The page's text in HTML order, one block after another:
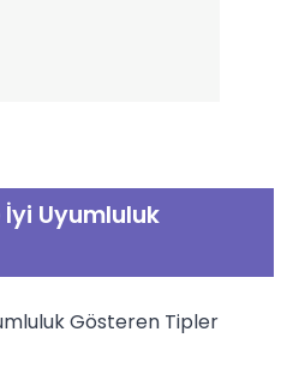
Uyumluluk
Gösteren Tipler